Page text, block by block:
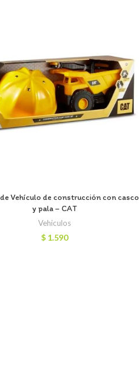
Vehículo de construcción con casco
y pala – CAT
Vehiculos
$1.590